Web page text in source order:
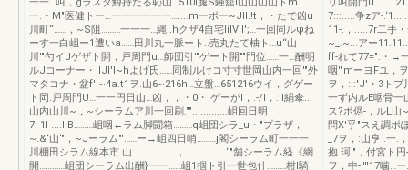
一.・M"医健トー…一一一一一一…....mーポー~JII.!t，・たで凶u
川町“……，~S阻………一一一…縄..hクザ4自宅lilVlI';…一回同ルψね
ーす一白岨ー1遭いa……田川丸一脈ート..売丸たて柚ト…u“山
川'"勺イJゲザト開，戸周門u…師団引'"ゲート開""門位……一…酬明
ルJコーナー・lIJl'I~hよげ氏……同制ルけコ寸寸世岡山内一回'"外
マタコナ・盆f'I~4a.t1ヲ.山6~216h…立盤…651216ウイ，グゲー
ト岡.戸周門U…一一円日山…凶，，・0・.ゲーがI，.-/I，.il絹傘...
山内山川~，~シーラムア川一回刷."".............岨回日明
7:-1I-....IIB………岨咽←ラム脚闘箱………q岨団シラ_u・"プラザ，
~.&‘山‘"，~Jーラム"'……ー→岨四日哨………j閣シーラム町一一一
川棚田シラム線本市.山................，...............‘'"舗シーラム経《網
開…………岨団シーラム出酬}一一……岨1掴ト引一世包什………柑l騎
7:::.....争zア-
11-.，.....7r二手
~_.~...アー
ff-れて77=".・→
咽'"mーヨFユ，
ヲ，:::'J'・3トプ
一ず内ルE咽骨一
ス?ポ侭-，ルL山
問X'乎"スえ調ポ
_7ヲ，:山亨..一
抱.珂'"，付宮ト
ヲ，中-''''17噛…